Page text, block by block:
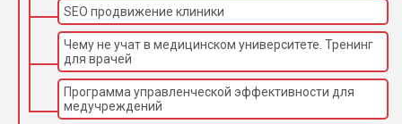
SEO продвижение клиники
Чему не учат в медицинском университете. Тренинг
для врачей
Программа управленческой эффективности для
медучреждений